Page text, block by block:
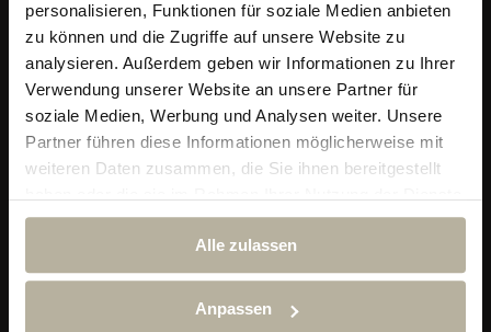
personalisieren, Funktionen für soziale Medien anbieten
zu können und die Zugriffe auf unsere Website zu
analysieren. Außerdem geben wir Informationen zu Ihrer
Verwendung unserer Website an unsere Partner für
soziale Medien, Werbung und Analysen weiter. Unsere
Partner führen diese Informationen möglicherweise mit
weiteren Daten zusammen, die Sie ihnen bereitgestellt
gesammelt haben.
Alle zulassen
Anpassen
Telefon:+49 (0) 838 689 10